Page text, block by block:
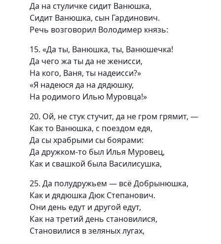
Да на стуличке сидит Ванюшка,
Сидит Ванюшка, сын Гардинович.
Речь возговорил Володимер князь:
15. «Да ты, Ванюшка, ты, Ванюшечка!
Да чего жа ты да не женисси,
На кого, Ваня, ты надеисси?»
«Я надеюся да на дядюшку,
На родимого Илью Муровца!»
20. Ой, не стук стучит, да не гром грямит, —
Как тo Ванюшка, с поездом едя,
Да сы храбрыми сы боярами:
Да дружком-то был Илья Муровец,
Как и свашкой была Василисушка,
25. Да полудружьем — всё Добрынюшка,
Как и дядюшка Дюк Степанович.
Они день едут и другой едут,
Как на третий день становилися,
Становилися в зеляных лугах,